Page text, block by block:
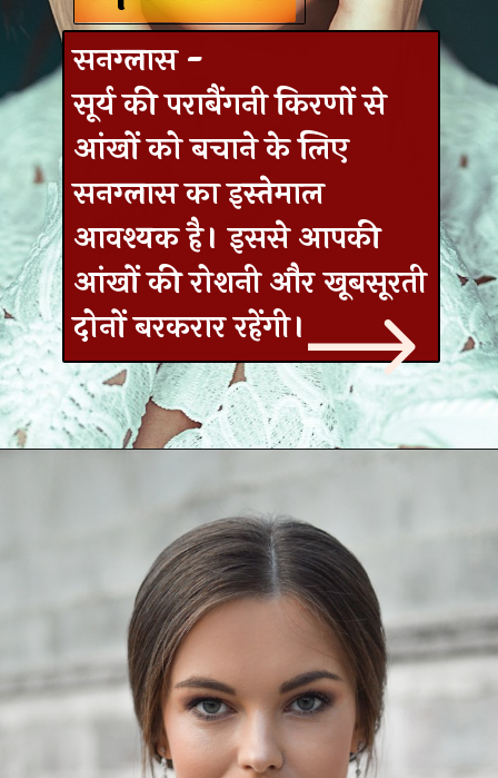
सनग्लास -
सूर्य की पराबैंगनी किरणों से
आंखों को बचाने के लिए
सनग्लास का इस्तेमाल
आवश्यक है। इससे आपकी
आंखों की रोशनी और खूबसूरती
दोनों बरकरार रहेंगी।